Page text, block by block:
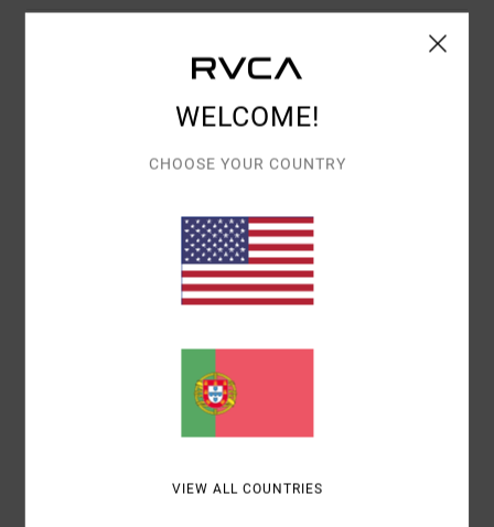
5/5
CONFORTO FANTÁSTICO
RELAÇÃO QUALIDADE/PREÇO
COR: 4/5
5/5
MATERIAL: 5 COR: 5
WELCOME!
CHOOSE YOUR COUNTRY
VIEW ALL COUNTRIES